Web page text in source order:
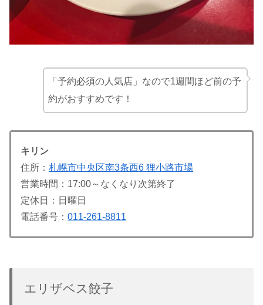
「予約必須の人気店」なので1週間ほど前の予
約がおすすめです！
キリン
住所： 札幌市中央区南3条西6 狸小路市場
営業時間：17:00～なくなり次第終了
定休日：日曜日
電話番号： 011-261-8811
エリザベス餃子